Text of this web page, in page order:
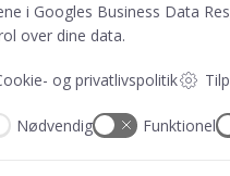
Handelsbetingelser
FAQ
Persondatapolitik
Blog
i Googles Business Data
over dine data.
og privatlivspolitik
Nødvendig Funktionel